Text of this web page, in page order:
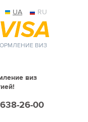
UA RU
ВИЗ
виз
638-26-00